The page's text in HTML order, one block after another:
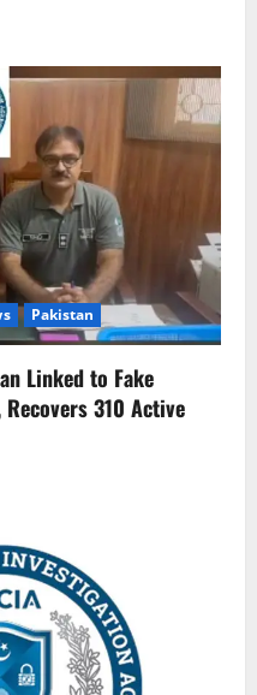
Pakistan
Linked to Fake
310 Active